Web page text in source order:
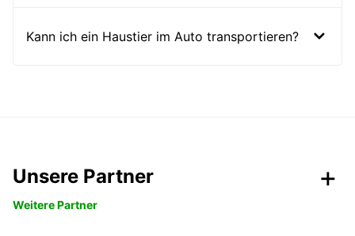
Kann ich ein Haustier im Auto transportieren?
Unsere Partner
Weitere Partner